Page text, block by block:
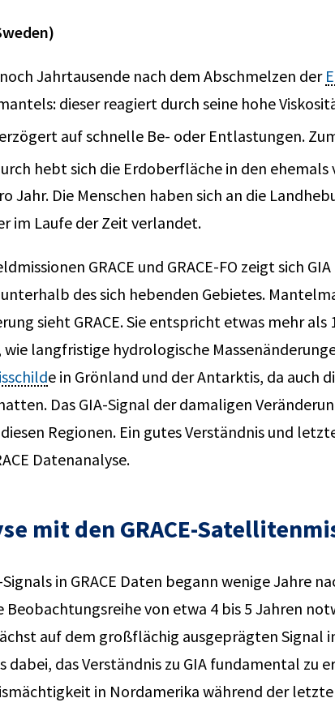
Jahrtausende nach dem Abschmelzen der
dieser reagiert durch seine hohe
auf schnelle Be- oder Entlastungen.
hebt sich die Erdoberfläche in den
Die Menschen haben sich an die
im Laufe der Zeit verlandet.
GRACE und GRACE-FO zeigt sich
des sich hebenden Gebietes.
sieht GRACE. Sie entspricht etwas mehr
langfristige hydrologische
e in Grönland und der Antarktis, da auch
Das GIA-Signal der damaligen
Regionen. Ein gutes Verständnis und
Datenanalyse.
mit den GRACE-
in GRACE Daten begann wenige Jahre
von etwa 4 bis 5 Jahren
auf dem großflächig ausgeprägten Signal
dabei, das Verständnis zu GIA fundamental zu
in Nordamerika während der